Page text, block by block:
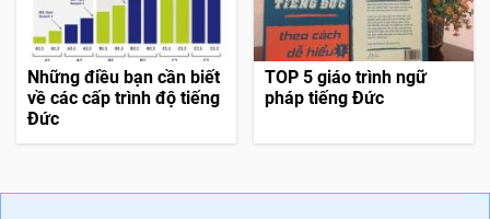
Những điều bạn cần biết
về chứng chỉ TestDaF
tiếng Đức
Phương pháp luyện nói
tiếng Đức hiệu quả